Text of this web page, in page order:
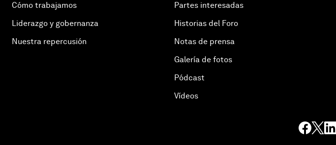
Cómo trabajamos
Liderazgo y gobernanza
Nuestra repercusión
Partes interesadas
Historias del Foro
Notas de prensa
Galería de fotos
Pódcast
Vídeos